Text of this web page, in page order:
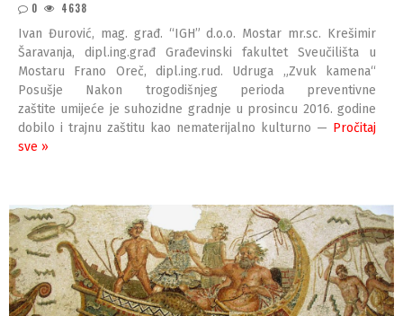
0 4638
Ivan Đurović, mag. građ. “IGH” d.o.o. Mostar mr.sc. Krešimir
Šaravanja, dipl.ing.građ Građevinski fakultet Sveučilišta u
Mostaru Frano Oreč, dipl.ing.rud. Udruga „Zvuk kamena“
Posušje Nakon trogodišnjeg perioda preventivne
zaštite umijeće je suhozidne gradnje u prosincu 2016. godine
dobilo i trajnu zaštitu kao nematerijalno kulturno — Pročitaj
sve »